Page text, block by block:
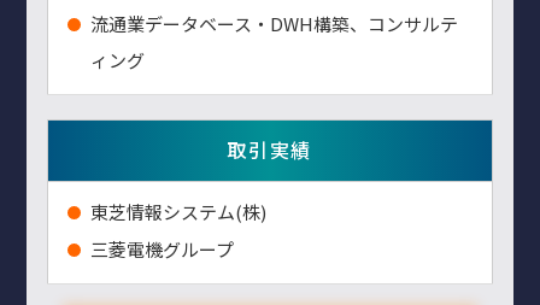
流通業データベース・DWH構築、コンサルテ
ィング
取引実績
東芝情報システム(株)
三菱電機グループ